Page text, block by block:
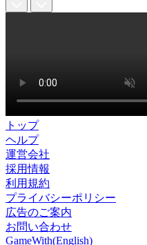
トップ
ヘルプ
運営会社
採用情報
利用規約
プライバシーポリシー
広告のご案内
お問い合わせ
GameWith(English)